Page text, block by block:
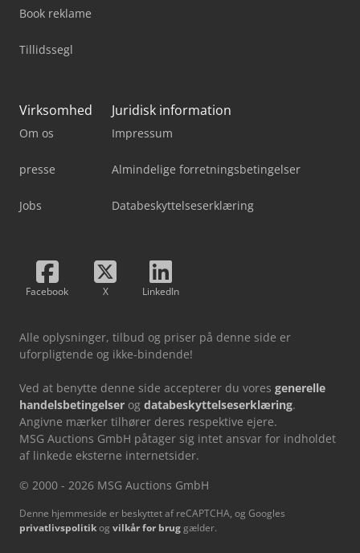
Book reklame
Tillidssegl
Virksomhed
Om os
presse
Jobs
Juridisk information
Impressum
Almindelige forretningsbetingelser
Databeskyttelseserklæring
Facebook X LinkedIn
Alle oplysninger, tilbud og priser på denne side er
uforpligtende og ikke-bindende!
Ved at benytte denne side accepterer du vores generelle
handelsbetingelser og databeskyttelseserklæring.
Angivne mærker tilhører deres respektive ejere.
MSG Auctions GmbH påtager sig intet ansvar for indholdet
af linkede eksterne internetsider.
© 2000 - 2026 MSG Auctions GmbH
Denne hjemmeside er beskyttet af reCAPTCHA, og Googles
privatlivspolitikog vilkår for brug gælder.